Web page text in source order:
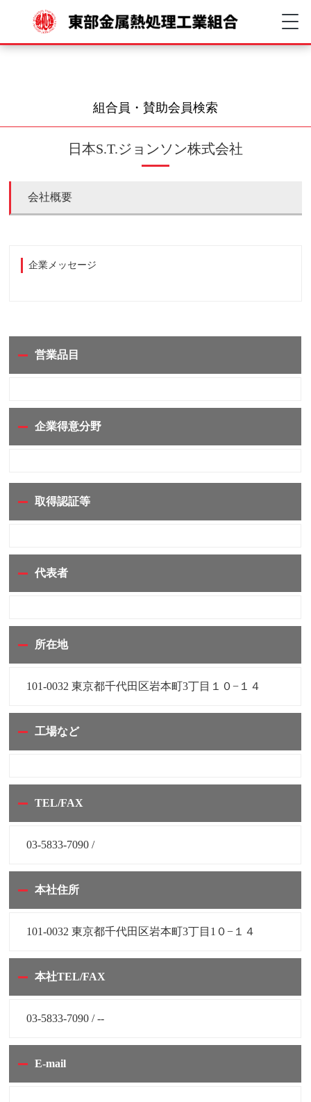
組合員・賛助会員検索
日本S.T.ジョンソン株式会社
会社概要
企業メッセージ
営業品目
企業得意分野
取得認証等
代表者
所在地
101-0032 東京都千代田区岩本町3丁目１０−１４
工場など
TEL/FAX
03-5833-7090 /
本社住所
101-0032 東京都千代田区岩本町3丁目1０−１４
本社TEL/FAX
03-5833-7090 / --
E-mail